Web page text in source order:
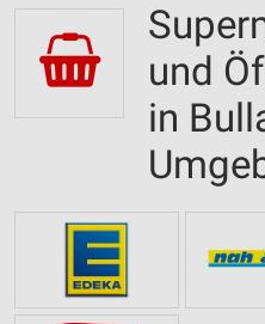
und
in